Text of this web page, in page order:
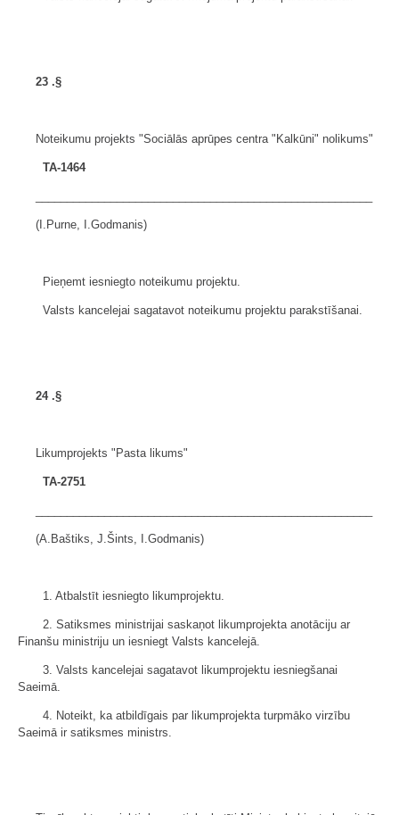
23 .§
Noteikumu projekts "Sociālās aprūpes centra "Kalkūni" nolikums"
TA-1464
(I.Purne, I.Godmanis)
Pieņemt iesniegto noteikumu projektu.
Valsts kancelejai sagatavot noteikumu projektu parakstīšanai.
24 .§
Likumprojekts "Pasta likums"
TA-2751
(A.Baštiks, J.Šints, I.Godmanis)
1. Atbalstīt iesniegto likumprojektu.
2. Satiksmes ministrijai saskaņot likumprojekta anotāciju ar
Finanšu ministriju un iesniegt Valsts kancelejā.
3. Valsts kancelejai sagatavot likumprojektu iesniegšanai
Saeimā.
4. Noteikt, ka atbildīgais par likumprojekta turpmāko virzību
Saeimā ir satiksmes ministrs.